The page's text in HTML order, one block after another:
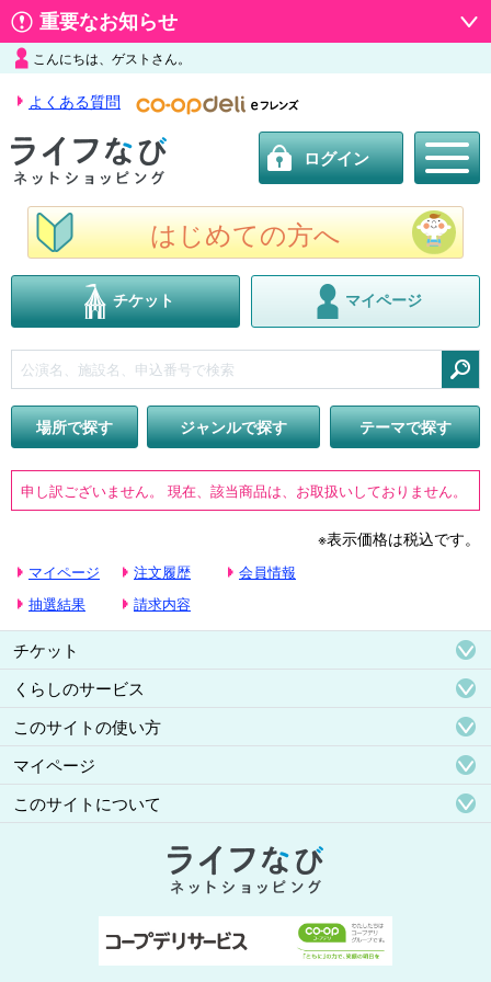
重要なお知らせ
こんにちは、ゲストさん。
よくある質問
ログイン
はじめての方へ
チケット マイページ
場所で探す
ジャンルで探す テーマで探す
申し訳ございません。 現在、該当商品は、お取扱いしておりません。
※表示価格は税込です。
マイページ 注文履歴
会員情報
抽選結果
請求内容
チケット
くらしのサービス
このサイトの使い方
マイページ
このサイトについて